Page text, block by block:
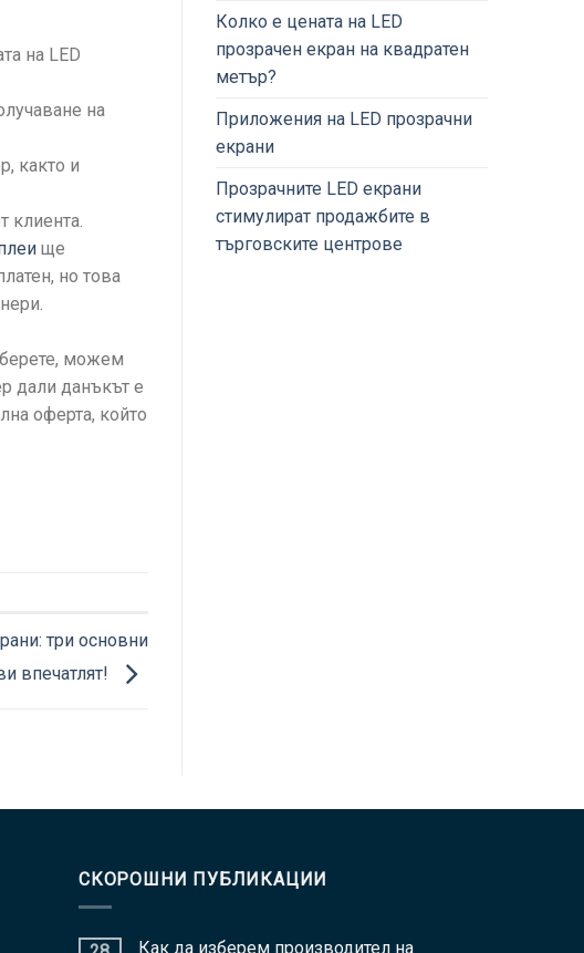
на LED
на
както и
клиента.
ще
но това
можем
дали данъкът е
оферта, който
три основни
впечатлят!
Колко е цената на LED
прозрачен екран на квадратен
метър?
Приложения на LED прозрачни
екрани
Прозрачните LED екрани
стимулират продажбите в
търговските центрове
СКОРОШНИ ПУБЛИКАЦИИ
Как да изберем производител на